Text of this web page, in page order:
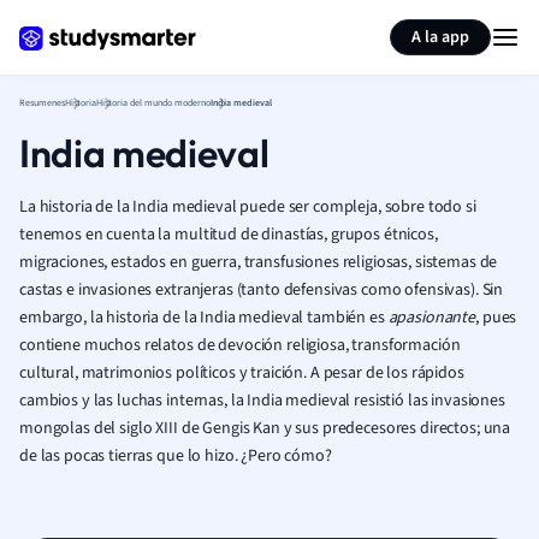
A la app
ResumenesHistoriaHistoria del mundo modernoIndia medieval
India medieval
La historia de la India medieval puede ser compleja, sobre todo si
tenemos en cuenta la multitud de dinastías, grupos étnicos,
migraciones, estados en guerra, transfusiones religiosas, sistemas de
castas e invasiones extranjeras (tanto defensivas como ofensivas). Sin
embargo, la historia de la India medieval también es apasionante, pues
contiene muchos relatos de devoción religiosa, transformación
cultural, matrimonios políticos y traición.A pesar de los rápidos
cambios y las luchas internas,la India medieval resistió las invasiones
mongolas del siglo XIII de Gengis Kan y sus predecesores directos; una
de las pocas tierras que lo hizo. ¿Pero cómo?
Resumir página